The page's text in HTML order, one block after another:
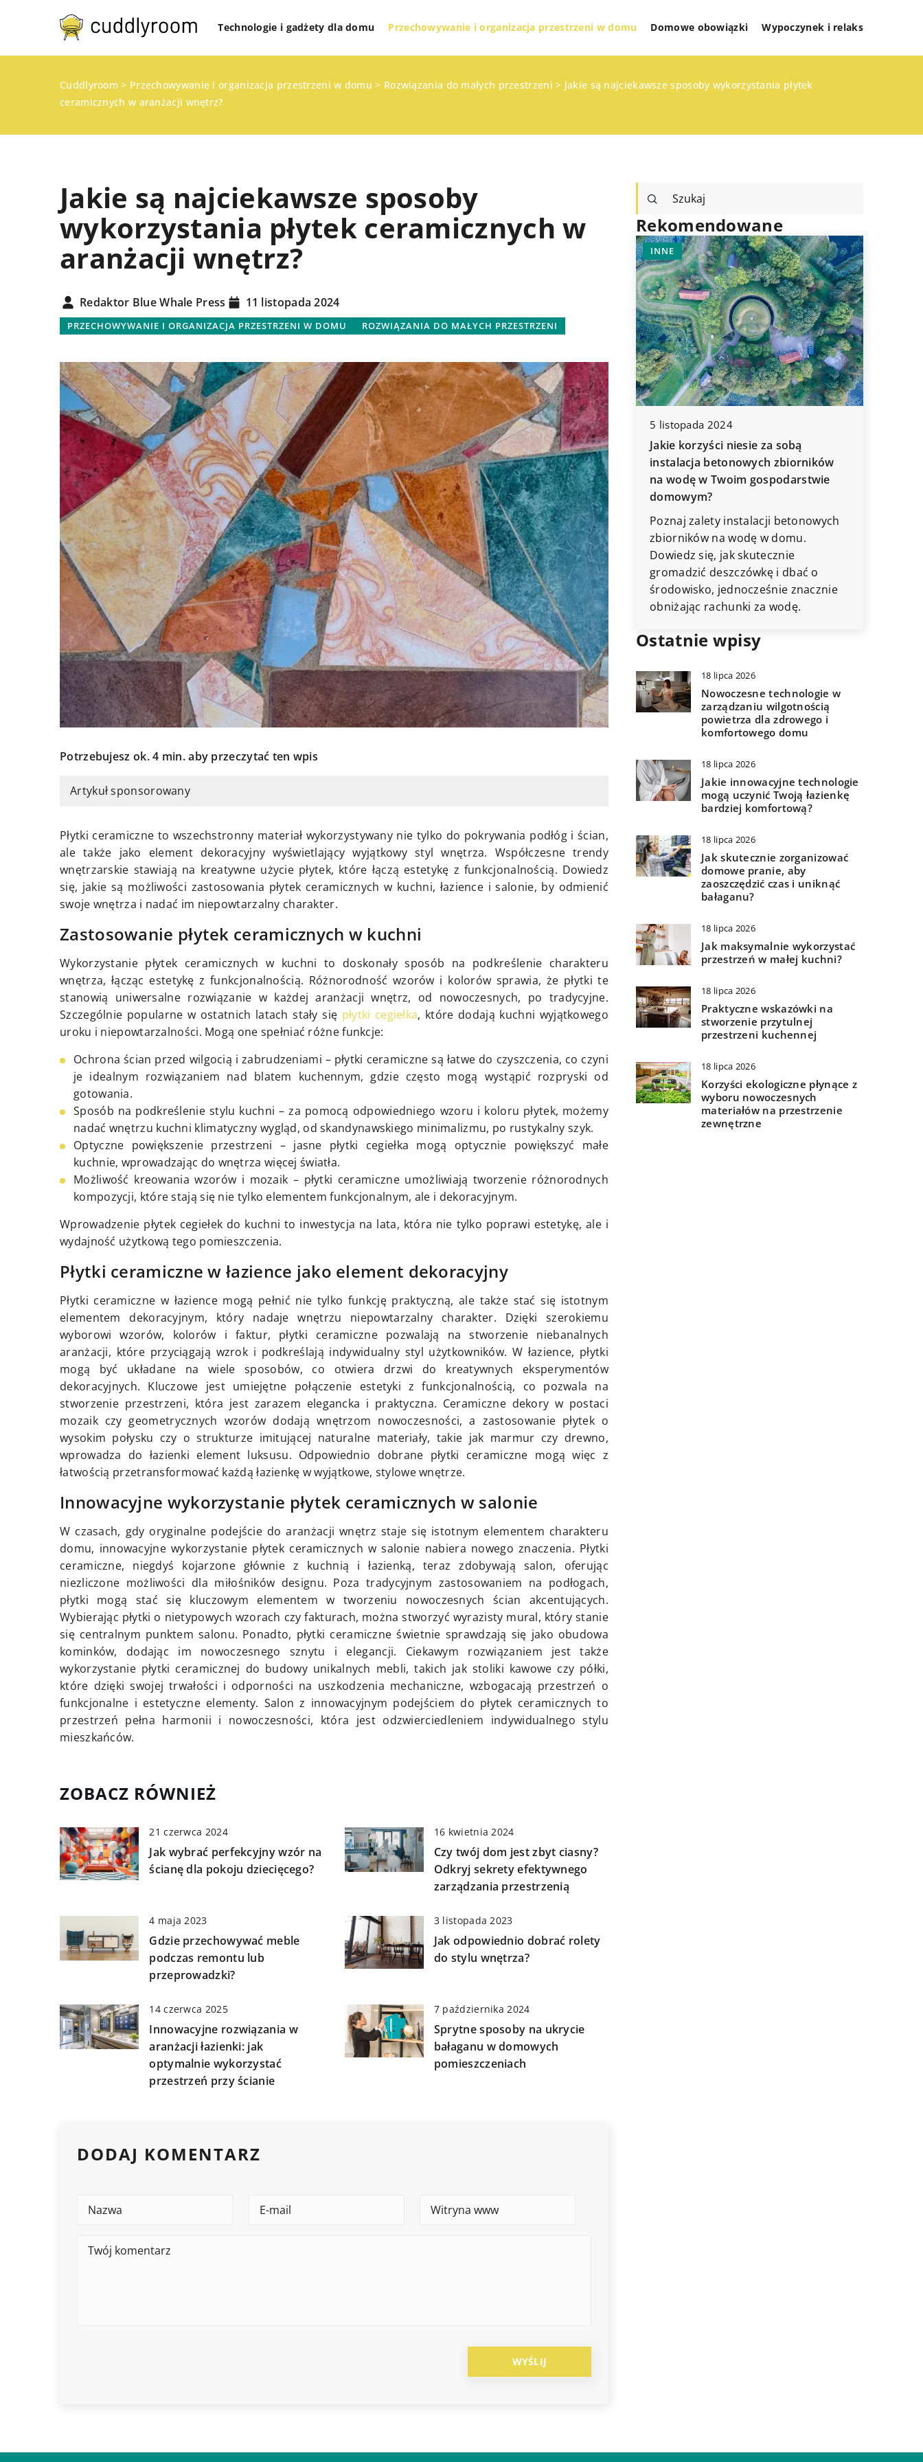
Technologie i gadżety dla domu Przechowywanie i organizacja przestrzeni w domu Domowe obowiązki Wypoczynek i relaks
Cuddlyroom > Przechowywanie i organizacja przestrzeni w domu > Rozwiązania do małych przestrzeni > Jakie są najciekawsze sposoby wykorzystania płytek
ceramicznych w aranżacji wnętrz?
Jakie są najciekawsze sposoby
wykorzystania płytek ceramicznych w
aranżacji wnętrz?
Redaktor Blue Whale Press 11 listopada 2024
PRZECHOWYWANIE I ORGANIZACJA PRZESTRZENI W DOMU ROZWIĄZANIA DO MAŁYCH PRZESTRZENI
Potrzebujesz ok. 4 min. aby przeczytać ten wpis
Artykuł sponsorowany
Płytki ceramiczne to wszechstronny materiał wykorzystywany nie tylko do pokrywania podłóg i ścian,
ale także jako element dekoracyjny wyświetlający wyjątkowy styl wnętrza. Współczesne trendy
wnętrzarskie stawiają na kreatywne użycie płytek, które łączą estetykę z funkcjonalnością. Dowiedz
się, jakie są możliwości zastosowania płytek ceramicznych w kuchni, łazience i salonie, by odmienić
swoje wnętrza i nadać im niepowtarzalny charakter.
Zastosowanie płytek ceramicznych w kuchni
Wykorzystanie płytek ceramicznych w kuchni to doskonały sposób na podkreślenie charakteru
wnętrza, łącząc estetykę z funkcjonalnością. Różnorodność wzorów i kolorów sprawia, że płytki te
stanowią uniwersalne rozwiązanie w każdej aranżacji wnętrz, od nowoczesnych, po tradycyjne.
Szczególnie popularne w ostatnich latach stały się płytki cegiełka, które dodają kuchni wyjątkowego
uroku i niepowtarzalności. Mogą one spełniać różne funkcje:
Ochrona ścian przed wilgocią i zabrudzeniami – płytki ceramiczne są łatwe do czyszczenia, co czyni
je idealnym rozwiązaniem nad blatem kuchennym, gdzie często mogą wystąpić rozpryski od
gotowania.
Sposób na podkreślenie stylu kuchni – za pomocą odpowiedniego wzoru i koloru płytek, możemy
nadać wnętrzu kuchni klimatyczny wygląd, od skandynawskiego minimalizmu, po rustykalny szyk.
Optyczne powiększenie przestrzeni – jasne płytki cegiełka mogą optycznie powiększyć małe
kuchnie, wprowadzając do wnętrza więcej światła.
Możliwość kreowania wzorów i mozaik – płytki ceramiczne umożliwiają tworzenie różnorodnych
kompozycji, które stają się nie tylko elementem funkcjonalnym, ale i dekoracyjnym.
Wprowadzenie płytek cegiełek do kuchni to inwestycja na lata, która nie tylko poprawi estetykę, ale i
wydajność użytkową tego pomieszczenia.
Płytki ceramiczne w łazience jako element dekoracyjny
Płytki ceramiczne w łazience mogą pełnić nie tylko funkcję praktyczną, ale także stać się istotnym
elementem dekoracyjnym, który nadaje wnętrzu niepowtarzalny charakter. Dzięki szerokiemu
wyborowi wzorów, kolorów i faktur, płytki ceramiczne pozwalają na stworzenie niebanalnych
aranżacji, które przyciągają wzrok i podkreślają indywidualny styl użytkowników. W łazience, płytki
mogą być układane na wiele sposobów, co otwiera drzwi do kreatywnych eksperymentów
dekoracyjnych. Kluczowe jest umiejętne połączenie estetyki z funkcjonalnością, co pozwala na
stworzenie przestrzeni, która jest zarazem elegancka i praktyczna. Ceramiczne dekory w postaci
mozaik czy geometrycznych wzorów dodają wnętrzom nowoczesności, a zastosowanie płytek o
wysokim połysku czy o strukturze imitującej naturalne materiały, takie jak marmur czy drewno,
wprowadza do łazienki element luksusu. Odpowiednio dobrane płytki ceramiczne mogą więc z
łatwością przetransformować każdą łazienkę w wyjątkowe, stylowe wnętrze.
Innowacyjne wykorzystanie płytek ceramicznych w salonie
W czasach, gdy oryginalne podejście do aranżacji wnętrz staje się istotnym elementem charakteru
domu, innowacyjne wykorzystanie płytek ceramicznych w salonie nabiera nowego znaczenia. Płytki
ceramiczne, niegdyś kojarzone głównie z kuchnią i łazienką, teraz zdobywają salon, oferując
niezliczone możliwości dla miłośników designu. Poza tradycyjnym zastosowaniem na podłogach,
płytki mogą stać się kluczowym elementem w tworzeniu nowoczesnych ścian akcentujących.
Wybierając płytki o nietypowych wzorach czy fakturach, można stworzyć wyrazisty mural, który stanie
się centralnym punktem salonu. Ponadto, płytki ceramiczne świetnie sprawdzają się jako obudowa
kominków, dodając im nowoczesnego sznytu i elegancji. Ciekawym rozwiązaniem jest także
wykorzystanie płytki ceramicznej do budowy unikalnych mebli, takich jak stoliki kawowe czy półki,
które dzięki swojej trwałości i odporności na uszkodzenia mechaniczne, wzbogacają przestrzeń o
funkcjonalne i estetyczne elementy. Salon z innowacyjnym podejściem do płytek ceramicznych to
przestrzeń pełna harmonii i nowoczesności, która jest odzwierciedleniem indywidualnego stylu
mieszkańców.
ZOBACZ RÓWNIEŻ
21 czerwca 2024
Jak wybrać perfekcyjny wzór na
ścianę dla pokoju dziecięcego?
16 kwietnia 2024
Czy twój dom jest zbyt ciasny?
Odkryj sekrety efektywnego
zarządzania przestrzenią
4 maja 2023
Gdzie przechowywać meble
podczas remontu lub
przeprowadzki?
3 listopada 2023
Jak odpowiednio dobrać rolety
do stylu wnętrza?
14 czerwca 2025
Innowacyjne rozwiązania w
aranżacji łazienki: jak
optymalnie wykorzystać
przestrzeń przy ścianie
7 października 2024
Sprytne sposoby na ukrycie
bałaganu w domowych
pomieszczeniach
DODAJ KOMENTARZ
Rekomendowane
TECHNOLOGIE I GADŻETY DLA DOMU
ZDROWY DOM
3 lipca 2026
Jak wybrać efektywny system
ogrzewania dla domu?
Zastanawiasz się, jaki system
ogrzewania będzie najbardziej
efektywny i oszczędny dla Twojego
domu? Dowiedz się, na co zwrócić
uwagę przy wyborze oraz które
technologie zapewnią najlepszą
wydajność i komfort cieplny.
21 lipca 2024
Czy inteligentne urządzenia mogą
poprawić jakość życia w domu?
Dowiedz się, jak inteligentne
urządzenia mogą zrewolucjonizować
codzienne funkcjonowanie w domu,
poprawiając komfort i efektywność.
INNE
5 listopada 2024
Jakie korzyści niesie za sobą
instalacja betonowych zbiorników
na wodę w Twoim gospodarstwie
domowym?
Poznaj zalety instalacji betonowych
zbiorników na wodę w domu.
Dowiedz się, jak skutecznie
gromadzić deszczówkę i dbać o
środowisko, jednocześnie znacznie
obniżając rachunki za wodę.
Ostatnie wpisy
18 lipca 2026
Nowoczesne technologie w
zarządzaniu wilgotnością
powietrza dla zdrowego i
komfortowego domu
18 lipca 2026
Jakie innowacyjne technologie
mogą uczynić Twoją łazienkę
bardziej komfortową?
18 lipca 2026
Jak skutecznie zorganizować
domowe pranie, aby
zaoszczędzić czas i uniknąć
bałaganu?
18 lipca 2026
Jak maksymalnie wykorzystać
przestrzeń w małej kuchni?
18 lipca 2026
Praktyczne wskazówki na
stworzenie przytulnej
przestrzeni kuchennej
18 lipca 2026
Korzyści ekologiczne płynące z
wyboru nowoczesnych
materiałów na przestrzenie
zewnętrzne